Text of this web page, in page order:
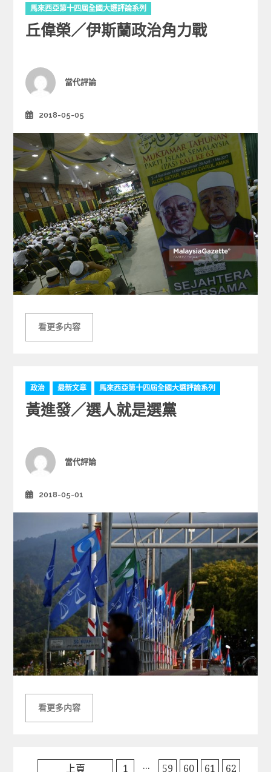
t
e
g
i
e
馬來西亞第十四屆全國大選評論系列
丘偉榮／伊斯蘭政治角力戰
Author
當代評論
2018-05-05
看更多内容
C
a
t
o
r
s
政治 最新文章 馬來西亞第十四屆全國大選評論系列
黃進發／選人就是選黨
Author
當代評論
2018-05-01
看更多内容
上頁 1 ... 59 60 61 62